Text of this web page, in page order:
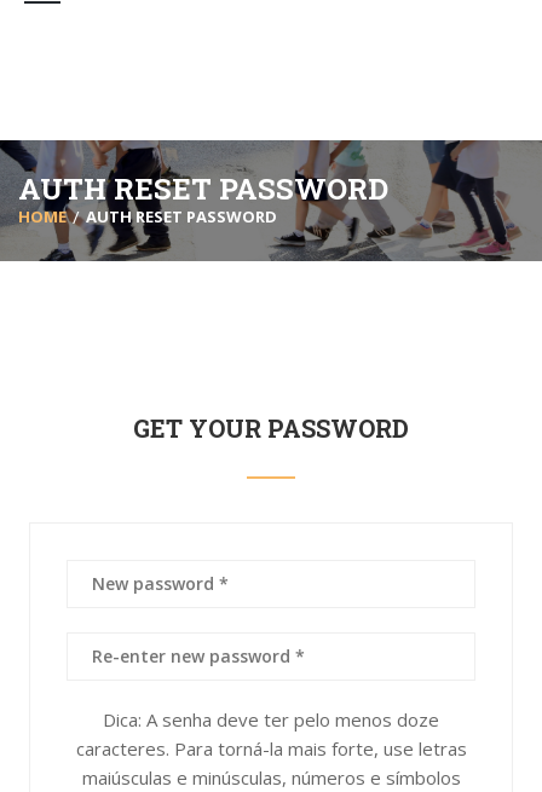
AUTH RESET PASSWORD
HOME AUTH RESET PASSWORD
GET YOUR PASSWORD
Dica: A senha deve ter pelo menos doze
caracteres. Para torná-la mais forte, use letras
maiúsculas e minúsculas, números e símbolos